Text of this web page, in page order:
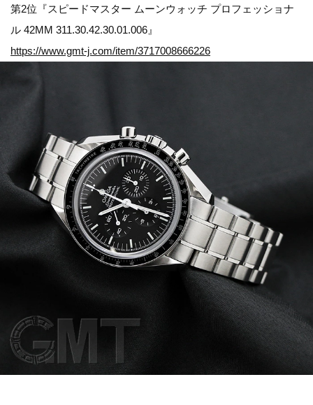
第2位『スピードマスター ムーンウォッチ プロフェッショナ
ル 42MM 311.30.42.30.01.006』
https://www.gmt-j.com/item/3717008666226